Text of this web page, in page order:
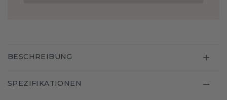
BESCHREIBUNG
SPEZIFIKATIONEN